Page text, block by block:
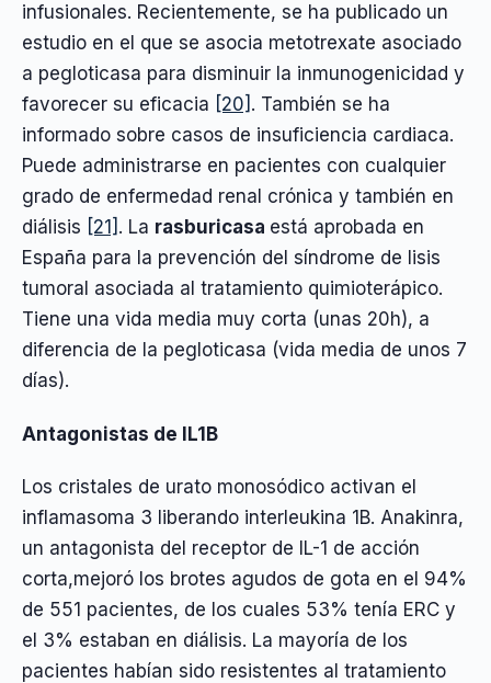
infusionales. Recientemente, se ha publicado un
estudio en el que se asocia metotrexate asociado
a pegloticasa para disminuir la inmunogenicidad y
favorecer su eficacia [20] . También se ha
informado sobre casos de insuficiencia cardiaca.
Puede administrarse en pacientes con cualquier
grado de enfermedad renal crónica y también en
diálisis [21] . La rasburicasa está aprobada en
España para la prevención del síndrome de lisis
tumoral asociada al tratamiento quimioterápico.
Tiene una vida media muy corta (unas 20h), a
diferencia de la pegloticasa (vida media de unos 7
días).
Antagonistas de IL1B
Los cristales de urato monosódico activan el
inflamasoma 3 liberando interleukina 1B. Anakinra,
un antagonista del receptor de IL-1 de acción
corta,mejoró los brotes agudos de gota en el 94%
de 551 pacientes, de los cuales 53% tenía ERC y
el 3% estaban en diálisis. La mayoría de los
pacientes habían sido resistentes al tratamiento